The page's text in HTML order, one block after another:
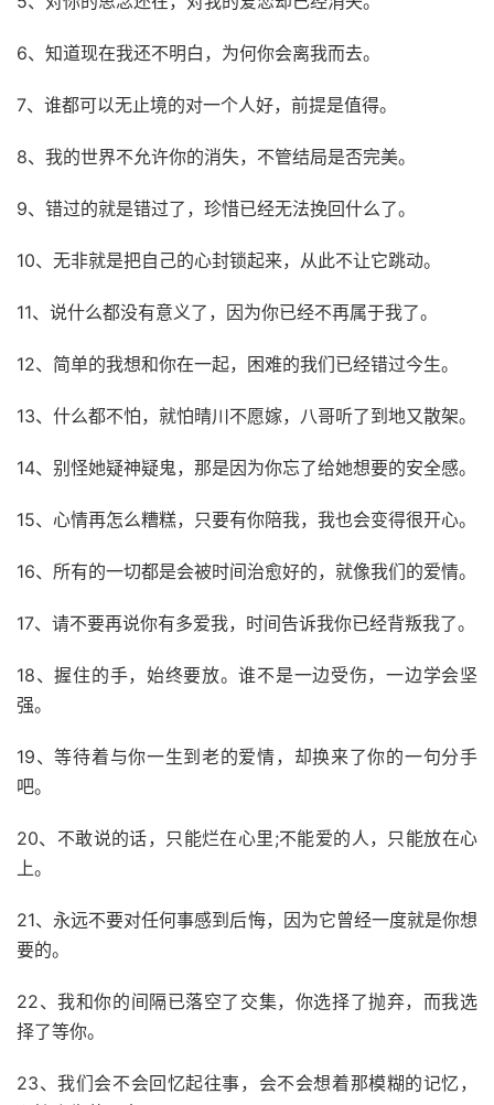
6、知道现在我还不明白，为何你会离我而去。
7、谁都可以无止境的对一个人好，前提是值得。
8、我的世界不允许你的消失，不管结局是否完美。
9、错过的就是错过了，珍惜已经无法挽回什么了。
10、无非就是把自己的心封锁起来，从此不让它跳动。
11、说什么都没有意义了，因为你已经不再属于我了。
12、简单的我想和你在一起，困难的我们已经错过今生。
13、什么都不怕，就怕晴川不愿嫁，八哥听了到地又散架。
14、别怪她疑神疑鬼，那是因为你忘了给她想要的安全感。
15、心情再怎么糟糕，只要有你陪我，我也会变得很开心。
16、所有的一切都是会被时间治愈好的，就像我们的爱情。
17、请不要再说你有多爱我，时间告诉我你已经背叛我了。
18、握住的手，始终要放。谁不是一边受伤，一边学会坚
强。
19、等待着与你一生到老的爱情，却换来了你的一句分手
吧。
20、不敢说的话，只能烂在心里;不能爱的人，只能放在心
上。
21、永远不要对任何事感到后悔，因为它曾经一度就是你想
要的。
22、我和你的间隔已落空了交集，你选择了抛弃，而我选
择了等你。
23、我们会不会回忆起往事，会不会想着那模糊的记忆，